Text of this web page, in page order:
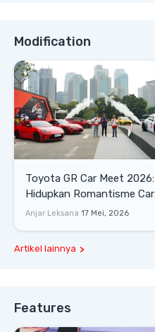
Modification
Toyota GR Car Meet 2026:
Hidupkan Romantisme Car
Culture Era 90-an
Anjar Leksana 17 Mei, 2026
Artikel lainnya
Features